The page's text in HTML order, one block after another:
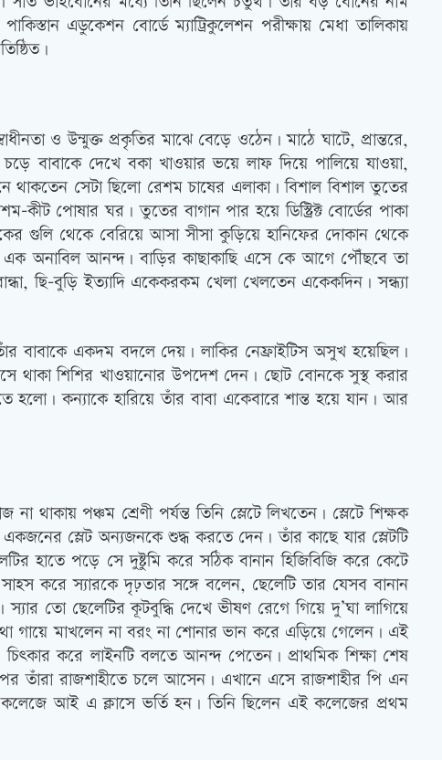
এডুকেশন বোর্ডে ম্যাট্রিকুলেশন পরীক্ষায় মেধা তালিকায়
ও উন্মুক্ত প্রকৃতির মাঝে বেড়ে ওঠেন। মাঠে ঘাটে, প্রান্তরে,
বাবাকে দেখে বকা খাওয়ার ভয়ে লাফ দিয়ে পালিয়ে যাওয়া,
থাকতেন সেটা ছিলো রেশম চাষের এলাকা। বিশাল বিশাল তুতের
কীট পোষার ঘর। তুতের বাগান পার হয়ে ডিস্ট্রিক্ট বোর্ডের পাকা
গুলি থেকে বেরিয়ে আসা সীসা কুড়িয়ে হানিফের দোকান থেকে
এক অনাবিল আনন্দ। বাড়ির কাছাকাছি এসে কে আগে পৌঁছবে তা
ছি-বুড়ি ইত্যাদি একেকরকম খেলা খেলতেন একেকদিন। সন্ধ্যা
বাবাকে একদম বদলে দেয়। লাকির নেফ্রাইটিস অসুখ হয়েছিল।
থাকা শিশির খাওয়ানোর উপদেশ দেন। ছোট বোনকে সুস্থ করার
কন্যাকে হারিয়ে তাঁর বাবা একেবারে শান্ত হয়ে যান। আর
থাকায় পঞ্চম শ্রেণী পর্যন্ত তিনি স্লেটে লিখতেন। স্লেটে শিক্ষক
স্লেট অন্যজনকে শুদ্ধ করতে দেন। তাঁর কাছে যার স্লেটটি
হাতে পড়ে সে দুষ্টুমি করে সঠিক বানান হিজিবিজি করে কেটে
করে স্যারকে দৃঢ়তার সঙ্গে বলেন, ছেলেটি তার যেসব বানান
তো ছেলেটির কূটবুদ্ধি দেখে ভীষণ রেগে গিয়ে দু’ঘা লাগিয়ে
গায়ে মাখলেন না বরং না শোনার ভান করে এড়িয়ে গেলেন। এই
করে লাইনটি বলতে আনন্দ পেতেন। প্রাথমিক শিক্ষা শেষ
তাঁরা রাজশাহীতে চলে আসেন। এখানে এসে রাজশাহীর পি এন
কলেজে আই এ ক্লাসে ভর্তি হন। তিনি ছিলেন এই কলেজের প্রথম